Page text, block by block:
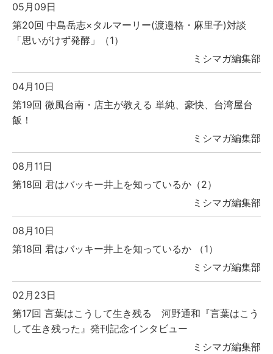
05月09日
第20回 中島岳志×タルマーリー(渡邉格・麻里子)対談
「思いがけず発酵」（1）
ミシマガ編集部
04月10日
第19回 微風台南・店主が教える 単純、豪快、台湾屋台
飯！
ミシマガ編集部
08月11日
第18回 君はバッキー井上を知っているか（2）
ミシマガ編集部
08月10日
第18回 君はバッキー井上を知っているか （1）
ミシマガ編集部
02月23日
第17回 言葉はこうして生き残る 河野通和『言葉はこう
して生き残った』発刊記念インタビュー
ミシマガ編集部